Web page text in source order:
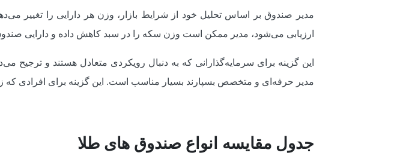
مدیر صندوق بر اساس تحلیل خود از شرایط بازار، وزن هر دارایی را تغییر
ارزیابی می‌شود، مدیر ممکن است وزن سکه را در سبد کاهش داده و دارایی
این گزینه برای سرمایه‌گذارانی که به دنبال رویکردی متعادل هستند و
مدیر حرفه‌ای و متخصص بسپارند بسیار مناسب است. این گزینه برای افرادی که
جدول مقایسه انواع صندوق های طلا